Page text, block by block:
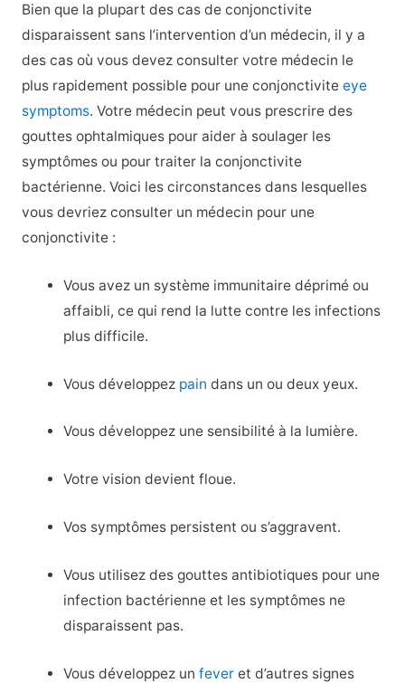
Bien que la plupart des cas de conjonctivite
disparaissent sans l’intervention d’un médecin, il y a
des cas où vous devez consulter votre médecin le
plus rapidement possible pour une conjonctivite eye
symptoms. Votre médecin peut vous prescrire des
gouttes ophtalmiques pour aider à soulager les
symptômes ou pour traiter la conjonctivite
bactérienne. Voici les circonstances dans lesquelles
vous devriez consulter un médecin pour une
conjonctivite :
Vous avez un système immunitaire déprimé ou
affaibli, ce qui rend la lutte contre les infections
plus difficile.
Vous développez pain dans un ou deux yeux.
Vous développez une sensibilité à la lumière.
Votre vision devient floue.
Vos symptômes persistent ou s’aggravent.
Vous utilisez des gouttes antibiotiques pour une
infection bactérienne et les symptômes ne
disparaissent pas.
Vous développez unfever et d’autres signes